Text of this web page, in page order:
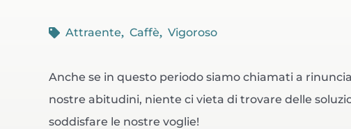
Attraente Caffè Vigoroso
Anche se in questo periodo siamo chiamati a
nostre abitudini, niente ci vieta di trovare delle
soddisfare le nostre voglie!